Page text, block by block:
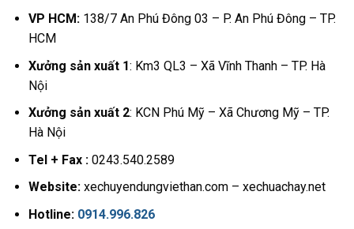
VP HCM:138/7 An Phú Đông 03 – P. An Phú Đông – TP.
HCM
Xưởng sản xuất 1: Km3 QL3 – Xã Vĩnh Thanh – TP. Hà
Nội
Xưởng sản xuất 2: KCN Phú Mỹ – Xã Chương Mỹ – TP.
Hà Nội
Tel + Fax :0243.540.2589
Website:xechuyendungviethan.com – xechuachay.net
Hotline: 0914.996.826